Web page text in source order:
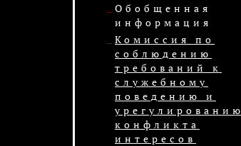
Обобщенная
информация
Комиссия по
соблюдению
требований к
служебному
поведению и
урегулированию
конфликта
интересов